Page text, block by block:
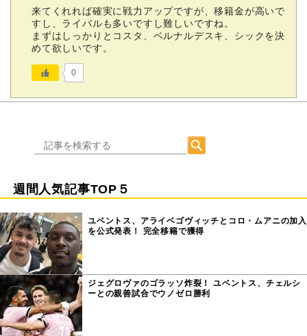
来てくれれば確実に戦力アップですが、移籍金が高いで
すし、ライバルも多いですし難しいですね。
まずはしっかりとコスタ、ベルナルデスキ、シックを決
めて欲しいです。
0
週間人気記事TOP５
ユベントス、アライベゴヴィッチとコロ・ムアニの加入
を公式発表！ 完全移籍で獲得
ジェグロヴァのゴラッソ炸裂！ ユベントス、チェルシ
ーとの親善試合でウノゼロ勝利